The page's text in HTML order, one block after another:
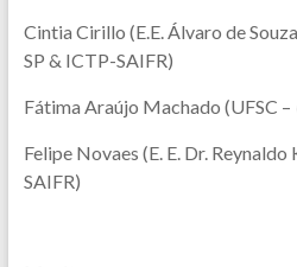
Cintia Cirillo (E.E. Álvaro de
SP & ICTP-SAIFR)
Fátima Araújo Machado (UFSC –
Felipe Novaes (E. E. Dr.
SAIFR)